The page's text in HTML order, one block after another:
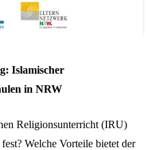
Islamischer
in NRW
Religionsunterricht (IRU)
Welche Vorteile bietet der